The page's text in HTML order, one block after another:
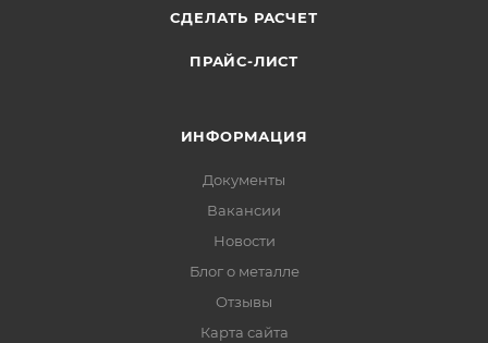
СДЕЛАТЬ РАСЧЕТ
ПРАЙС-ЛИСТ
ИНФОРМАЦИЯ
Документы
Вакансии
Новости
Блог о металле
Отзывы
Карта сайта